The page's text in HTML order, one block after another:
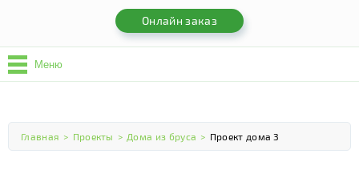
Онлайн заказ
Меню
Главная > Проекты > Дома из бруса > Проект дома 3